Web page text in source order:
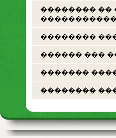
�������� ��
��������
������ ���
�������
��������